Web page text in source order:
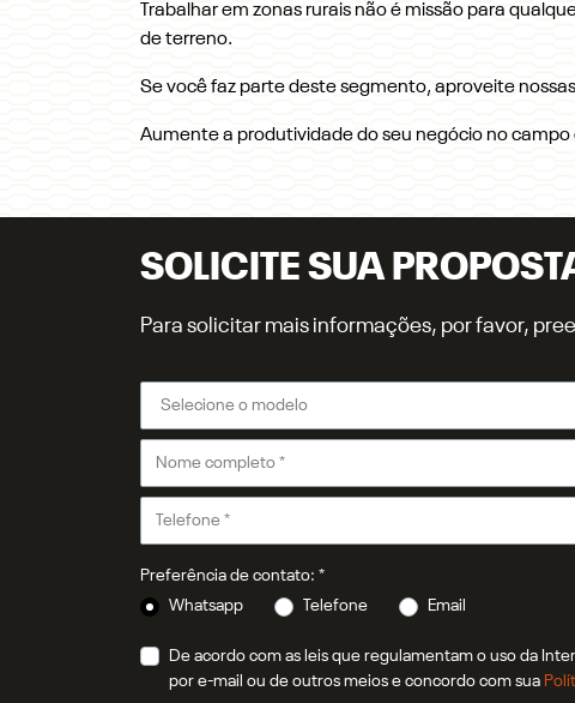
Trabalhar em zonas rurais não é missão para
de terreno.
Se você faz parte deste segmento, aproveite
Aumente a produtividade do seu negócio no
SOLICITE SUA
Para solicitar mais informações, por favor,
Preferência de contato: *
Whatsapp
Telefone Email
De acordo com as leis que regulamentam o uso da
por e-mail ou de outros meios e concordo com sua